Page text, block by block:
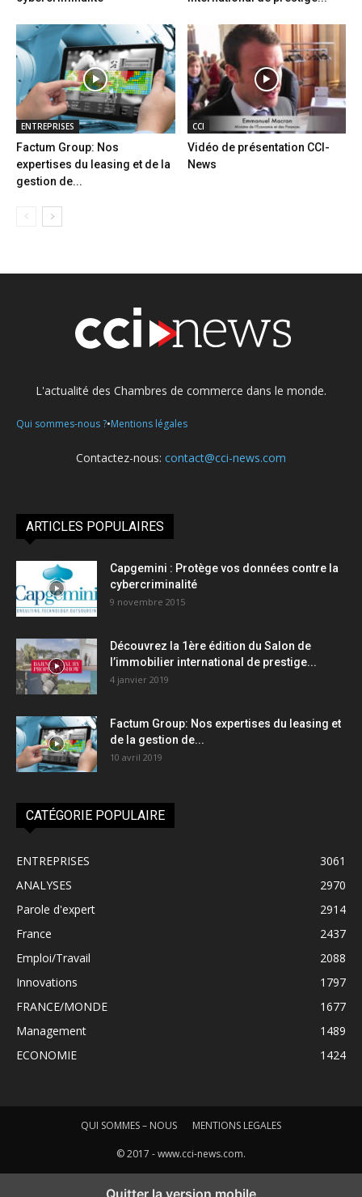
ENTREPRISES
Factum Group: Nos
expertises du leasing et de la
gestion de...
CCI
Vidéo de présentation CCI-
News
L'actualité des Chambres de commerce dans le monde.
Qui sommes-nous ?•Mentions légales
Contactez-nous: contact@cci-news.com
ARTICLES POPULAIRES
Capgemini : Protège vos données contre la
cybercriminalité
9 novembre 2015
Découvrez la 1ère édition du Salon de
l’immobilier international de prestige...
4 janvier 2019
Factum Group: Nos expertises du leasing et
de la gestion de...
10 avril 2019
CATÉGORIE POPULAIRE
ENTREPRISES
3061
ANALYSES
2970
Parole d'expert
2914
France
2437
Emploi/Travail
2088
Innovations
1797
FRANCE/MONDE
1677
Management
1489
ECONOMIE
1424
QUI SOMMES – NOUS MENTIONS LEGALES
© 2017 - www.cci-news.com.